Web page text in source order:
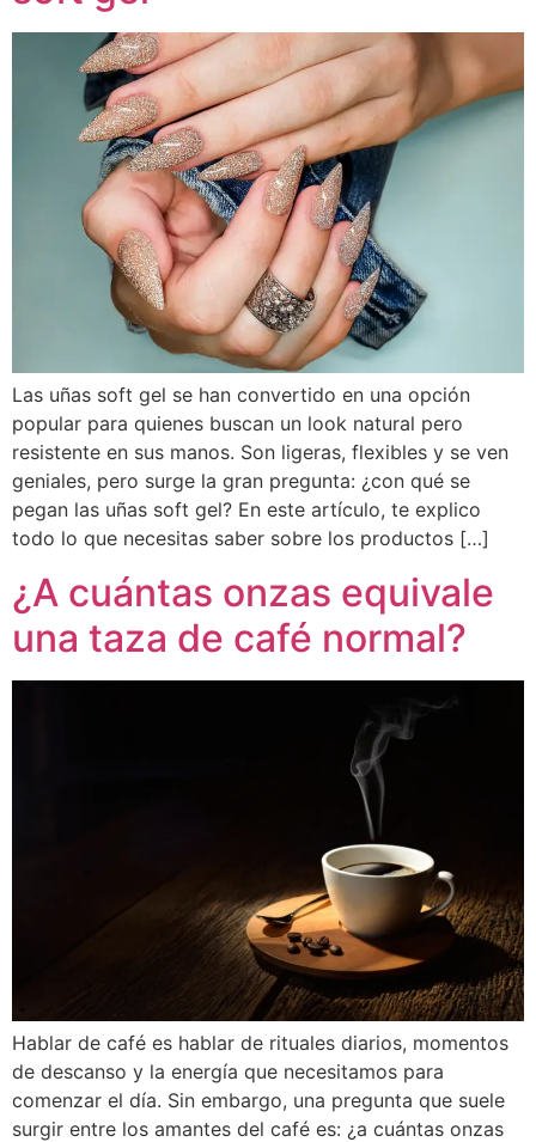
Las uñas soft gel se han convertido en una opción
popular para quienes buscan un look natural pero
resistente en sus manos. Son ligeras, flexibles y se ven
geniales, pero surge la gran pregunta: ¿con qué se
pegan las uñas soft gel? En este artículo, te explico
todo lo que necesitas saber sobre los productos […]
¿A cuántas onzas equivale
una taza de café normal?
Hablar de café es hablar de rituales diarios, momentos
de descanso y la energía que necesitamos para
comenzar el día. Sin embargo, una pregunta que suele
surgir entre los amantes del café es: ¿a cuántas onzas